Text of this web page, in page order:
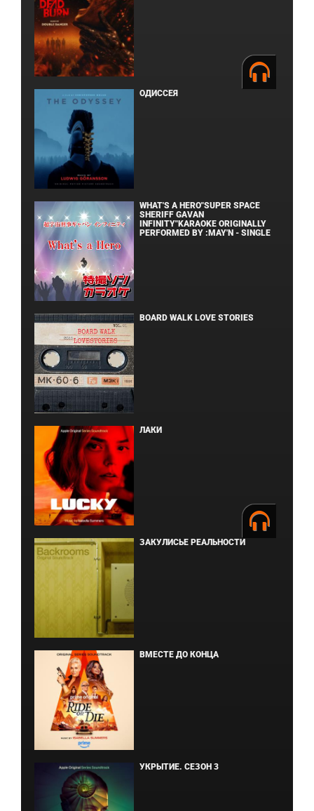
ОДИССЕЯ
WHAT'S A HERO"SUPER SPACE
SHERIFF GAVAN
INFINITY"KARAOKE ORIGINALLY
PERFORMED BY :MAY'N - SINGLE
BOARD WALK LOVE STORIES
ЛАКИ
ЗАКУЛИСЬЕ РЕАЛЬНОСТИ
ВМЕСТЕ ДО КОНЦА
УКРЫТИЕ. СЕЗОН 3